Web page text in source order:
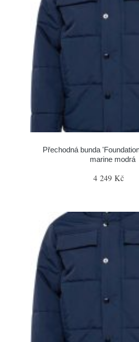
Přechodná bunda
marine modrá
4 249 Kč